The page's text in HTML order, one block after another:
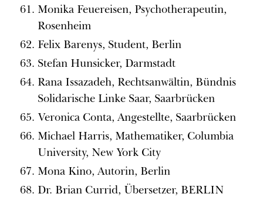
Monika Feuereisen, Psychotherapeutin,
Rosenheim
Felix Barenys, Student, Berlin
Stefan Hunsicker, Darmstadt
Rana Issazadeh, Rechtsanwältin, Bündnis
Solidarische Linke Saar, Saarbrücken
Veronica Conta, Angestellte, Saarbrücken
Michael Harris, Mathematiker, Columbia
University, New York City
Mona Kino, Autorin, Berlin
Dr. Brian Currid, Übersetzer, BERLIN